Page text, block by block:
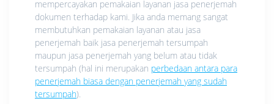
mempercayakan pemakaian layanan jasa penerjemah
dokumen terhadap kami. Jika anda memang sangat
membutuhkan pemakaian layanan atau jasa
penerjemah baik jasa penerjemah tersumpah
maupun jasa penerjemah yang belum atau tidak
tersumpah (hal ini merupakan perbedaan antara para
penerjemah biasa dengan penerjemah yang sudah
tersumpah).